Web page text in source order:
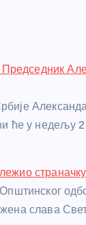
ће у недељу
слава